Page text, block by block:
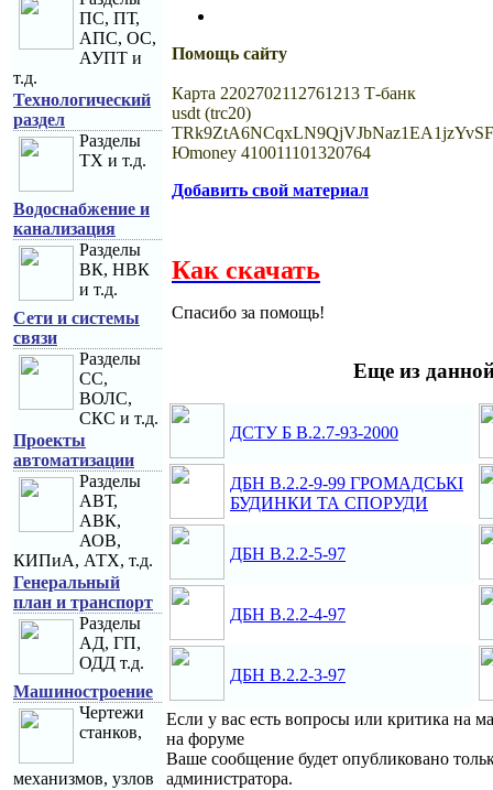
ПС, ПТ,
АПС, ОС,
АУПТ и
т.д.
Технологический
раздел
Разделы
ТХ и т.д.
Водоснабжение и
канализация
Разделы
ВК, НВК
и т.д.
Сети и системы
связи
Разделы
СС,
ВОЛС,
СКС и т.д.
Проекты
автоматизации
Разделы
АВТ,
АВК,
АОВ,
КИПиА, АТХ, т.д.
Генеральный
план и транспорт
Разделы
АД, ГП,
ОДД т.д.
Машиностроение
Чертежи
станков,
механизмов, узлов
Помощь сайту
Карта 2202702112761213 Т-банк
usdt (trc20)
Юmoney 410011101320764
Добавить свой материал
Как скачать
Спасибо за помощь!
Eще из
ДСТУ Б В.2.7-93-2000
ДБН В.2.2-9-99 ГРОМАДСЬКІ
БУДИНКИ ТА СПОРУДИ
ДБН В.2.2-5-97
ДБН В.2.2-4-97
ДБН В.2.2-3-97
Если у вас есть вопросы или критика на
на форуме
Ваше сообщение будет опубликовано
администратора.